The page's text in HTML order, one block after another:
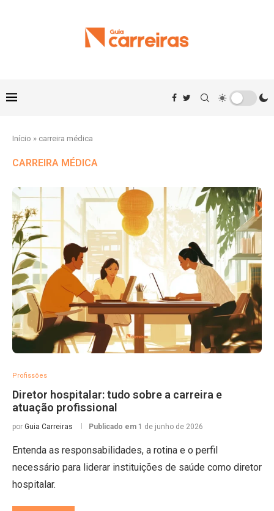
Início » carreira médica
CARREIRA MÉDICA
Profissões
Diretor hospitalar: tudo sobre a carreira e
atuação profissional
por Guia Carreiras Publicado em 1 de junho de 2026
Entenda as responsabilidades, a rotina e o perfil
necessário para liderar instituições de saúde como diretor
hospitalar.